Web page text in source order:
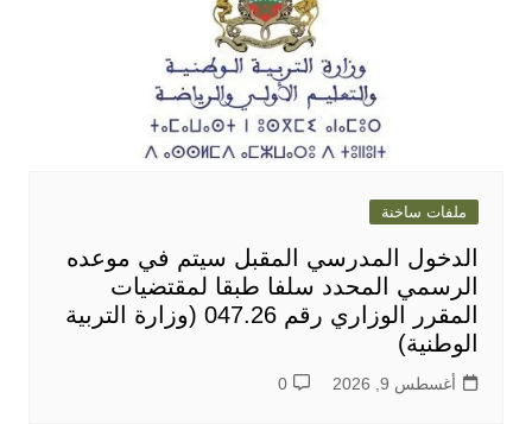
ملفات ساخنة
الدخول المدرسي المقبل سیتم في موعده
الرسمي المحدد سلفا طبقا لمقتضیات
المقرر الوزاري رقم 047.26 (وزارة التربية
الوطنية)
أغسطس 9, 2026 0